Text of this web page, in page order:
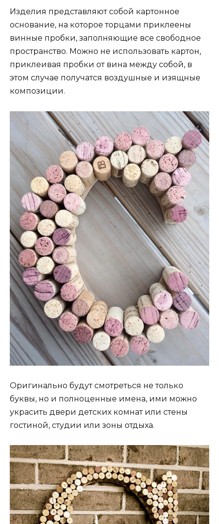
Изделия представляют собой картонное
основание, на которое торцами приклеены
винные пробки, заполняющие все свободное
пространство. Можно не использовать картон,
приклеивая пробки от вина между собой, в
этом случае получатся воздушные и изящные
композиции.
Оригинально будут смотреться не только
буквы, но и полноценные имена, ими можно
украсить двери детских комнат или стены
гостиной, студии или зоны отдыха.